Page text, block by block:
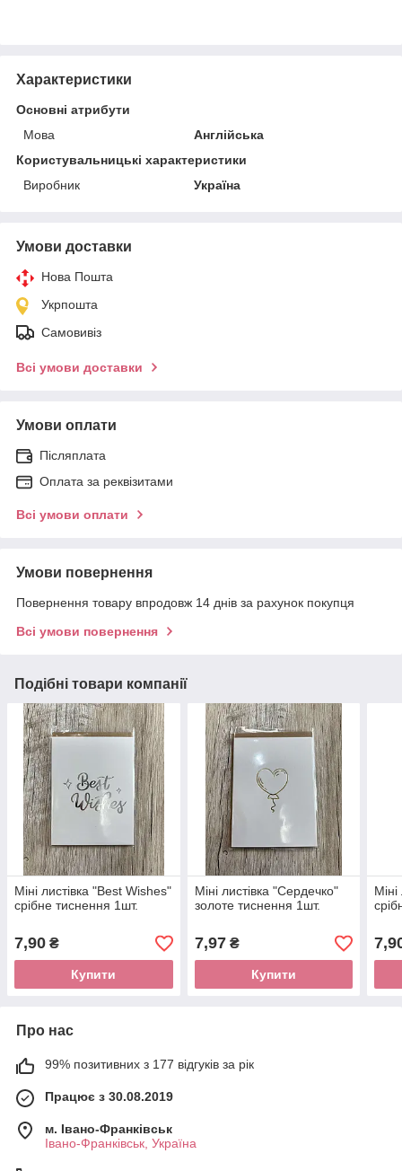
Характеристики
Основні атрибути
Мова
Англійська
Користувальницькі характеристики
Виробник
Україна
Умови доставки
Нова Пошта
Укрпошта
Самовивіз
Всі умови доставки
Умови оплати
Післяплата
Оплата за реквізитами
Всі умови оплати
Умови повернення
Повернення товару впродовж 14 днів за рахунок покупця
Всі умови повернення
Подібні товари компанії
Міні листівка "Best Wishes"
срібне тиснення 1шт.
7,90 ₴
Купити
Міні листівка "Сердечко"
золоте тиснення 1шт.
7,97₴
Купити
Про нас
99% позитивних з 177 відгуків за рік
Працює з 30.08.2019
м. Івано-Франківськ
Івано-Франківськ, Україна